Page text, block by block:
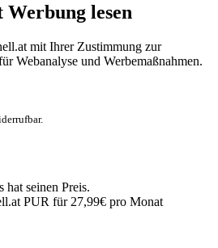
lesen
mit Ihrer Zustimmung zur
Webanalyse und Werbemaßnahmen.
hat seinen Preis.
PUR für 27,99€ pro Monat